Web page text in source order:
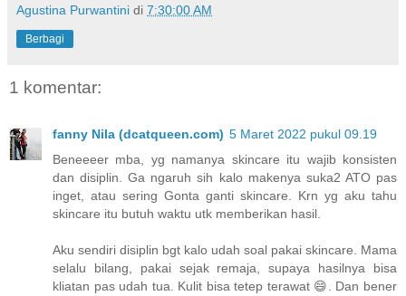
Agustina Purwantini di 7:30:00 AM
Berbagi
1 komentar:
fanny Nila (dcatqueen.com) 5 Maret 2022 pukul 09.19
Beneeeer mba, yg namanya skincare itu wajib konsisten
dan disiplin. Ga ngaruh sih kalo makenya suka2 ATO pas
inget, atau sering Gonta ganti skincare. Krn yg aku tahu
skincare itu butuh waktu utk memberikan hasil.
Aku sendiri disiplin bgt kalo udah soal pakai skincare. Mama
selalu bilang, pakai sejak remaja, supaya hasilnya bisa
kliatan pas udah tua. Kulit bisa tetep terawat 😄. Dan bener